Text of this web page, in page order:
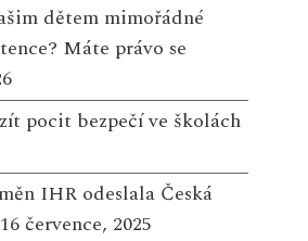
dětem mimořádné
Máte právo se
pocit bezpečí ve školách
IHR odeslala Česká
16 července, 2025